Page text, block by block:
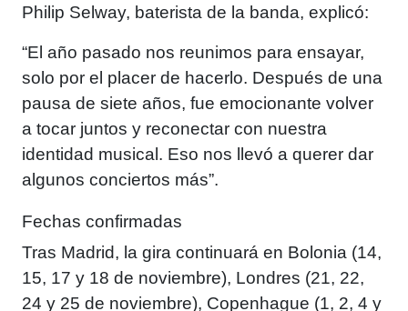
Philip Selway, baterista de la banda, explicó:
“El año pasado nos reunimos para ensayar,
solo por el placer de hacerlo. Después de una
pausa de siete años, fue emocionante volver
a tocar juntos y reconectar con nuestra
identidad musical. Eso nos llevó a querer dar
algunos conciertos más”.
Fechas confirmadas
Tras Madrid, la gira continuará en Bolonia (14,
15, 17 y 18 de noviembre), Londres (21, 22,
24 y 25 de noviembre), Copenhague (1, 2, 4 y